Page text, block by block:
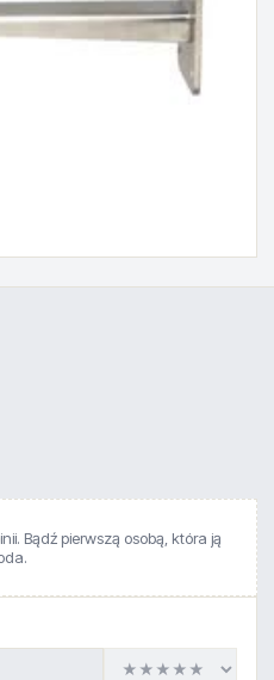
Bądź pierwszą osobą, która ją